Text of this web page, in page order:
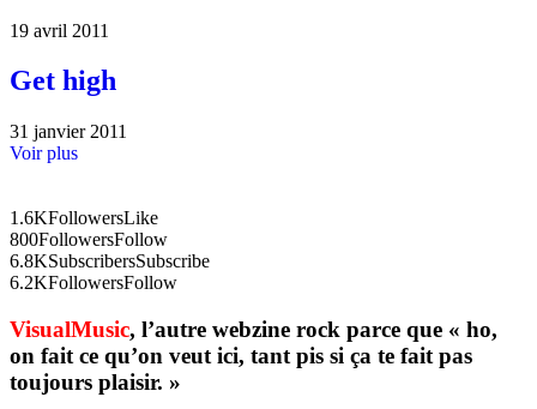
19 avril 2011
Get high
31 janvier 2011
Voir plus
1.6KFollowersLike
800FollowersFollow
6.8KSubscribersSubscribe
6.2KFollowersFollow
VisualMusic, l’autre webzine rock parce que « ho,
on fait ce qu’on veut ici, tant pis si ça te fait pas
toujours plaisir. »